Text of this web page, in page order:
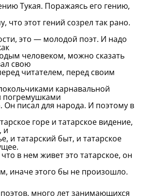
Тукая. Поражаясь его гению,
что этот гений созрел так рано.
это — молодой поэт. И надо
человеком, можно сказать
свою
читателем, перед своим
карнавальной
погремушками
Он писал для народа. И поэтому в
горе и татарское видение,
и
и татарский быт, и татарское
в нем живет это татарское, он
иначе этого бы не произошло.
много лет занимающихся